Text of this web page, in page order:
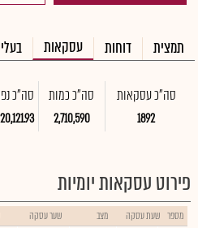
תמצית דוחות עסקאות
סה"כ עסקאות
1892
סה"כ כמות
2,710,590
סה"כ
20,121.93
פירוט עסקאות יומיות
מספר שעת עסקה מצב שער עסקה